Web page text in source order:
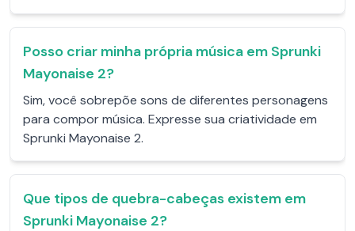
Posso criar minha própria música em Sprunki
Mayonaise 2?
Sim, você sobrepõe sons de diferentes personagens
para compor música. Expresse sua criatividade em
Sprunki Mayonaise 2.
Que tipos de quebra-cabeças existem em
Sprunki Mayonaise 2?